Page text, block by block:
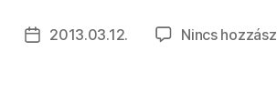
Bejegyzés
2013.03.12. Nincs